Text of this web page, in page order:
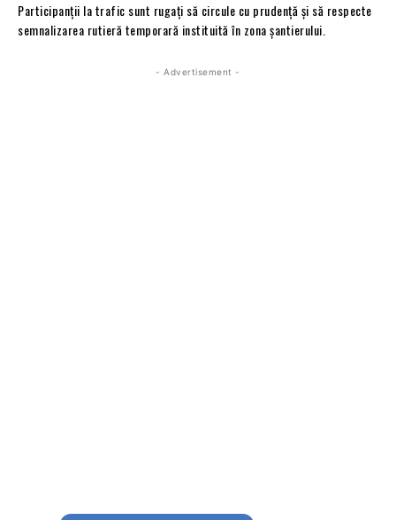
Participanții la trafic sunt rugați să circule cu prudență și să respecte
semnalizarea rutieră temporară instituită în zona șantierului.
- Advertisement -